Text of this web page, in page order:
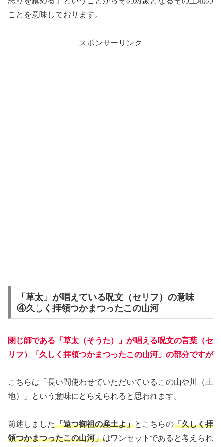
ことを意味しております。
スポンサーリンク
「草太」が唱えている呪文（セリフ）の意味
④久しく拝領つかまつったこの山河
閉じ師である「草太（そうた）」が唱える呪文の言葉（セ
リフ）「久しく拝領つかまつったこの山河」の部分ですが
こちらは「長い間使わせていただいているこの山や川（土
地）」という意味にとらえられると思われます。
前述しました「遠つ御祖の産土よ」とこちらの「久しく拝
領つかまつったこの山河」はワンセットであると考えられ